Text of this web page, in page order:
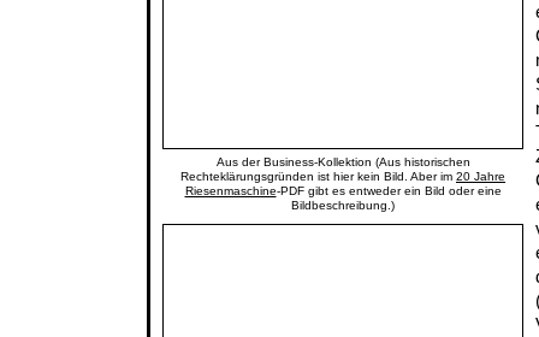
Aus der Business-Kollektion (Aus historischen
Rechteklärungsgründen ist hier kein Bild. Aber im 20 Jahre
Riesenmaschine-PDF gibt es entweder ein Bild oder eine
Bildbeschreibung.)